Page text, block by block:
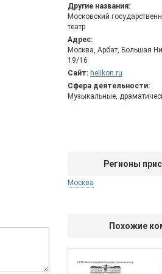
Другие названия:
Московский
театр
Адрес:
Москва, Арбат, Большая
19/16
Сайт: helikon.ru
Сфера деятельности:
Музыкальные,
Регионы
Москва
Похожие